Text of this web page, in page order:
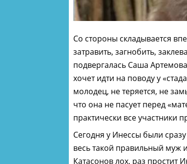
Со стороны складывается
затравить, загнобить,
подвергалась Саша
хочет идти на поводу у
молодец, не теряется, не
что она не пасует перед
практически все участники
Сегодня у Инессы были
весь такой правильный муж
Катасонов лох, раз простит